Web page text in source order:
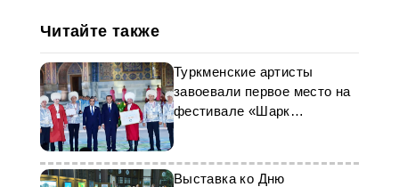
Читайте также
Туркменские артисты
завоевали первое место на
фестивале «Шарк
тароналари 2024»
Выставка ко Дню